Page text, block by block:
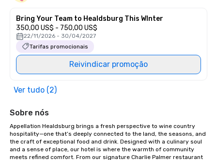
Bring Your Team to Healdsburg This WInter
350,00 US$ - 750,00 US$
22/11/2026 - 30/04/2027
Tarifas promocionais
Reivindicar promoção
Ver tudo (2)
Sobre nós
Appellation Healdsburg brings a fresh perspective to wine country
hospitality—one that’s deeply connected to the land, the seasons, and
the craft of exceptional food and drink. Designed with a culinary soul
and a sense of place, our hotel is where the warmth of community
meets refined comfort. From our signature Charlie Palmer restaurant